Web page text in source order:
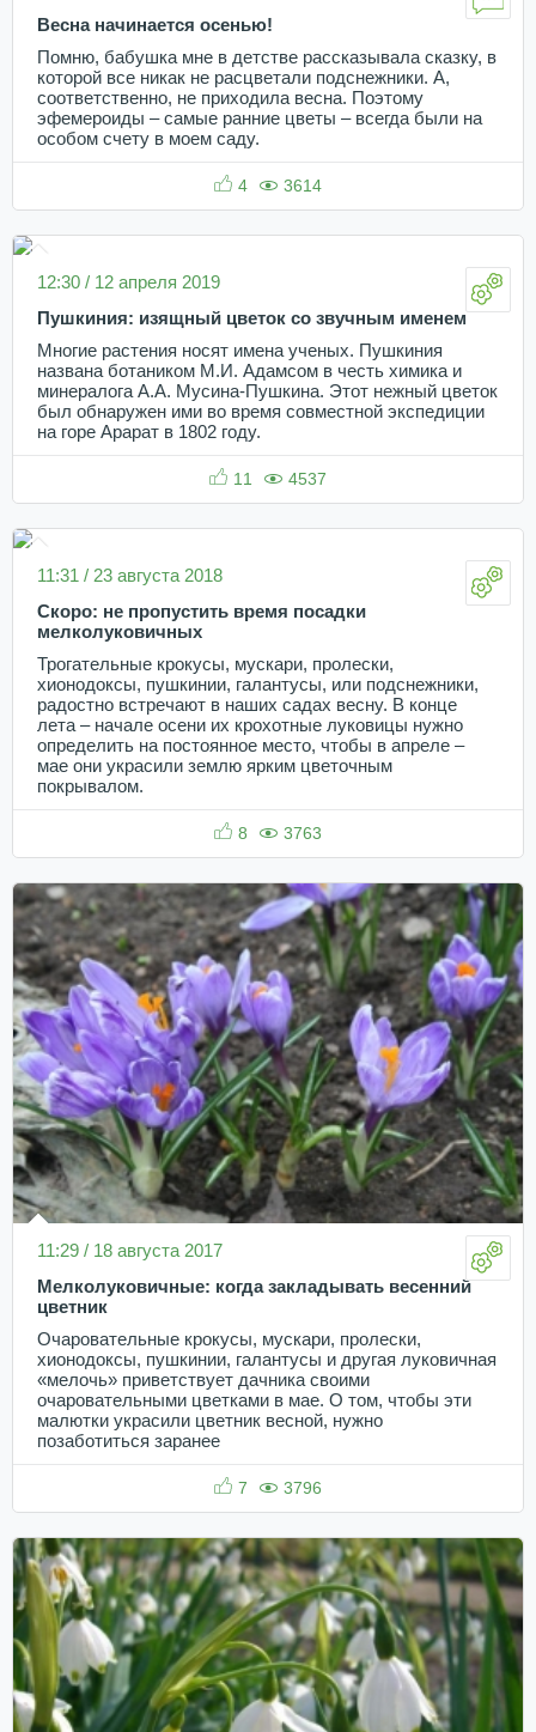
Весна начинается осенью!
Помню, бабушка мне в детстве рассказывала сказку, в
которой все никак не расцветали подснежники. А,
соответственно, не приходила весна. Поэтому
эфемероиды – самые ранние цветы – всегда были на
особом счету в моем саду.
4 3614
12:30 / 12 апреля 2019
Пушкиния: изящный цветок со звучным именем
Многие растения носят имена ученых. Пушкиния
названа ботаником М.И. Адамсом в честь химика и
минералога А.А. Мусина-Пушкина. Этот нежный цветок
был обнаружен ими во время совместной экспедиции
на горе Арарат в 1802 году.
11 4537
11:31 / 23 августа 2018
Скоро: не пропустить время посадки
мелколуковичных
Трогательные крокусы, мускари, пролески,
хионодоксы, пушкинии, галантусы, или подснежники,
радостно встречают в наших садах весну. В конце
лета – начале осени их крохотные луковицы нужно
определить на постоянное место, чтобы в апреле –
мае они украсили землю ярким цветочным
покрывалом.
8 3763
11:29 / 18 августа 2017
Мелколуковичные: когда закладывать весенний
цветник
Очаровательные крокусы, мускари, пролески,
хионодоксы, пушкинии, галантусы и другая луковичная
«мелочь» приветствует дачника своими
очаровательными цветками в мае. О том, чтобы эти
малютки украсили цветник весной, нужно
позаботиться заранее
7 3796